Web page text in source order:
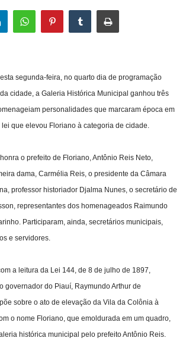
segunda-feira, no quarto dia de programação
cidade, a Galeria Histórica Municipal ganhou três
personalidades que marcaram época em
que elevou Floriano à categoria de cidade.
o prefeito de Floriano, Antônio Reis Neto,
dama, Carmélia Reis, o presidente da Câmara
professor historiador Djalma Nunes, o secretário de
representantes dos homenageados Raimundo
Participaram, ainda, secretários municipais,
e servidores.
a leitura da Lei 144, de 8 de julho de 1897,
governador do Piauí, Raymundo Arthur de
sobre o ato de elevação da Vila da Colônia à
o nome Floriano, que emoldurada em um quadro,
histórica municipal pelo prefeito Antônio Reis.